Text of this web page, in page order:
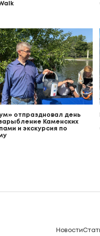
отпраздновал день
Каменских
и экскурсия по
Новости